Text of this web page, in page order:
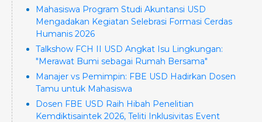
Mahasiswa Program Studi Akuntansi USD
Mengadakan Kegiatan Selebrasi Formasi Cerdas
Humanis 2026
Talkshow FCH II USD Angkat Isu Lingkungan:
"Merawat Bumi sebagai Rumah Bersama"
Manajer vs Pemimpin: FBE USD Hadirkan Dosen
Tamu untuk Mahasiswa
Dosen FBE USD Raih Hibah Penelitian
Kemdiktisaintek 2026, Teliti Inklusivitas Event